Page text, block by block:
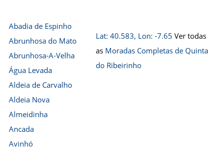
Abadia de Espinho
Abrunhosa do Mato
Abrunhosa-A-Velha
Água Levada
Aldeia de Carvalho
Aldeia Nova
Almeidinha
Ancada
Avinhó
Lat: 40.583, Lon: -7.65 Ver todas
as Moradas Completas de Quinta
do Ribeirinho